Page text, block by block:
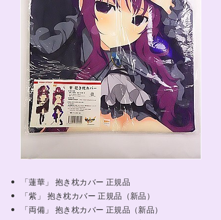
「蓮華」 抱き枕カバー 正規品
「紫」 抱き枕カバー 正規品（新品）
「両備」 抱き枕カバー 正規品（新品）